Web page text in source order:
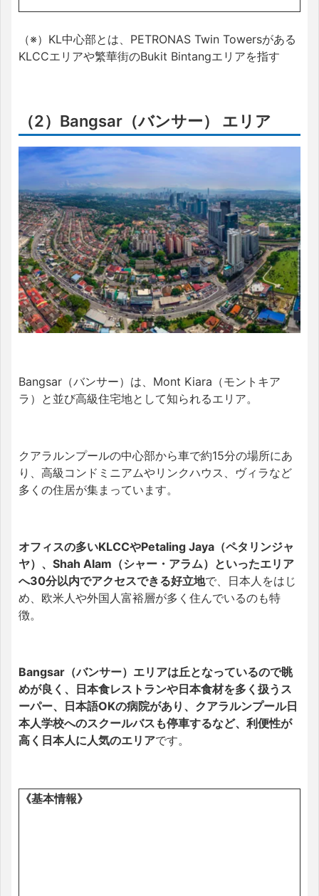
（※）KL中心部とは、PETRONAS Twin Towersがある
KLCCエリアや繁華街のBukit Bintangエリアを指す
（2）Bangsar（バンサー） エリア
Bangsar（バンサー）は、Mont Kiara（モントキア
ラ）と並び高級住宅地として知られるエリア。
クアラルンプールの中心部から車で約15分の場所にあ
り、高級コンドミニアムやリンクハウス、ヴィラなど
多くの住居が集まっています。
オフィスの多いKLCCやPetaling Jaya（ペタリンジャ
ヤ）、Shah Alam（シャー・アラム）といったエリア
へ30分以内でアクセスできる好立地で、日本人をはじ
め、欧米人や外国人富裕層が多く住んでいるのも特
徴。
Bangsar（バンサー）エリアは丘となっているので眺
めが良く、日本食レストランや日本食材を多く扱うス
ーパー、日本語OKの病院があり、クアラルンプール日
本人学校へのスクールバスも停車するなど、利便性が
高く日本人に人気のエリアです。
《基本情報》